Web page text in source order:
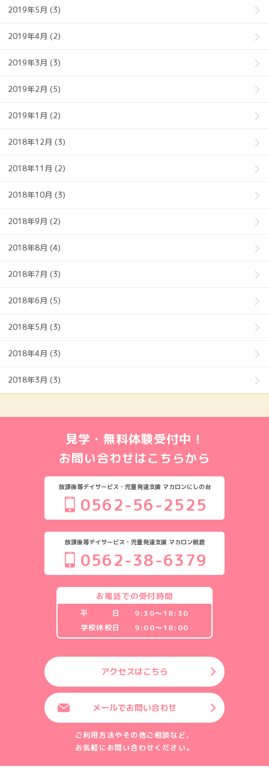
2019年5月 (3)
2019年4月 (2)
2019年3月 (3)
2019年2月 (5)
2019年1月 (2)
2018年12月 (3)
2018年11月 (2)
2018年10月 (3)
2018年9月 (2)
2018年8月 (4)
2018年7月 (3)
2018年6月 (5)
2018年5月 (3)
2018年4月 (3)
2018年3月 (3)
見学・無料体験受付中！
お問い合わせはこちらから
放課後等デイサービス・児童発達支援 マカロンにしの台
0562-56-2525
放課後等デイサービス・児童発達支援 マカロン朝倉
0562-38-6379
お電話での受付時間
平 日
9:30〜18:30
学校休校日
9:00〜18:00
アクセスはこちら
メールでお問い合わせ
ご利用方法やその他ご相談など、
お気軽にお問い合わせください。